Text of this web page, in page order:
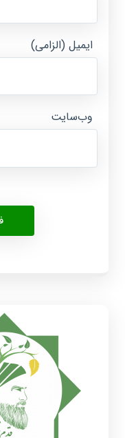
ایمیل (الزامی)
وب‌سایت